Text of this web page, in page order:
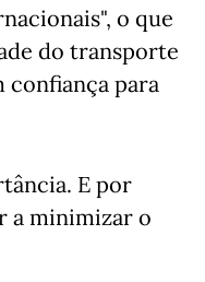
o que
do transporte
confiança para
E por
a minimizar o